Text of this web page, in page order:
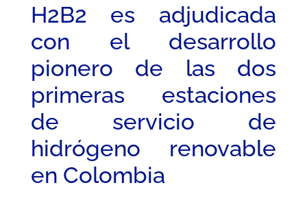
H2B2 es adjudicada
con el desarrollo
pionero de las dos
primeras estaciones
de servicio de
hidrógeno renovable
en Colombia